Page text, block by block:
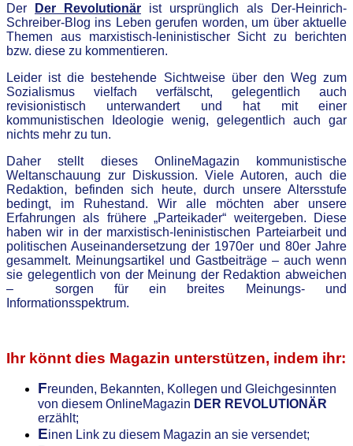
Der Der Revolutionär ist ursprünglich als Der-Heinrich-
Schreiber-Blog ins Leben gerufen worden, um über aktuelle
Themen aus marxistisch-leninistischer Sicht zu berichten
bzw. diese zu kommentieren.
Leider ist die bestehende Sichtweise über den Weg zum
Sozialismus vielfach verfälscht, gelegentlich auch
revisionistisch unterwandert und hat mit einer
kommunistischen Ideologie wenig, gelegentlich auch gar
nichts mehr zu tun.
Daher stellt dieses OnlineMagazin kommunistische
Weltanschauung zur Diskussion. Viele Autoren, auch die
Redaktion, befinden sich heute, durch unsere Altersstufe
bedingt, im Ruhestand. Wir alle möchten aber unsere
Erfahrungen als frühere „Parteikader“ weitergeben. Diese
haben wir in der marxistisch-leninistischen Parteiarbeit und
politischen Auseinandersetzung der 1970er und 80er Jahre
gesammelt. Meinungsartikel und Gastbeiträge – auch wenn
sie gelegentlich von der Meinung der Redaktion abweichen
– sorgen für ein breites Meinungs- und
Informationsspektrum.
Ihr könnt dies Magazin unterstützen, indem ihr:
Freunden, Bekannten, Kollegen und Gleichgesinnten
von diesem OnlineMagazin DER REVOLUTIONÄR
erzählt;
Einen Link zu diesem Magazin an sie versendet;